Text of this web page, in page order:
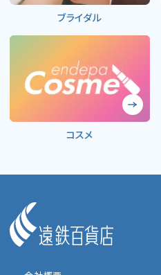
ブライダル
コスメ